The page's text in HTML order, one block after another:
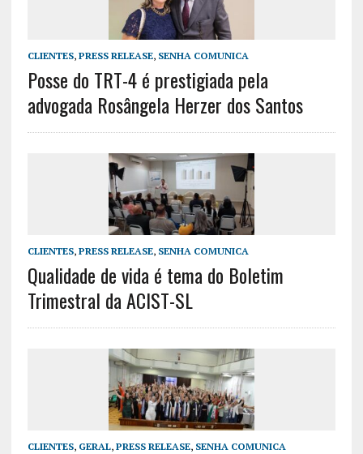
CLIENTES, PRESS RELEASE, SENHA COMUNICA
Posse do TRT-4 é prestigiada pela
advogada Rosângela Herzer dos Santos
CLIENTES, PRESS RELEASE, SENHA COMUNICA
Qualidade de vida é tema do Boletim
Trimestral da ACIST-SL
CLIENTES, GERAL, PRESS RELEASE, SENHA COMUNICA